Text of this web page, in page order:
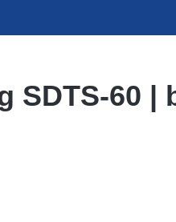
SDTS-60 |